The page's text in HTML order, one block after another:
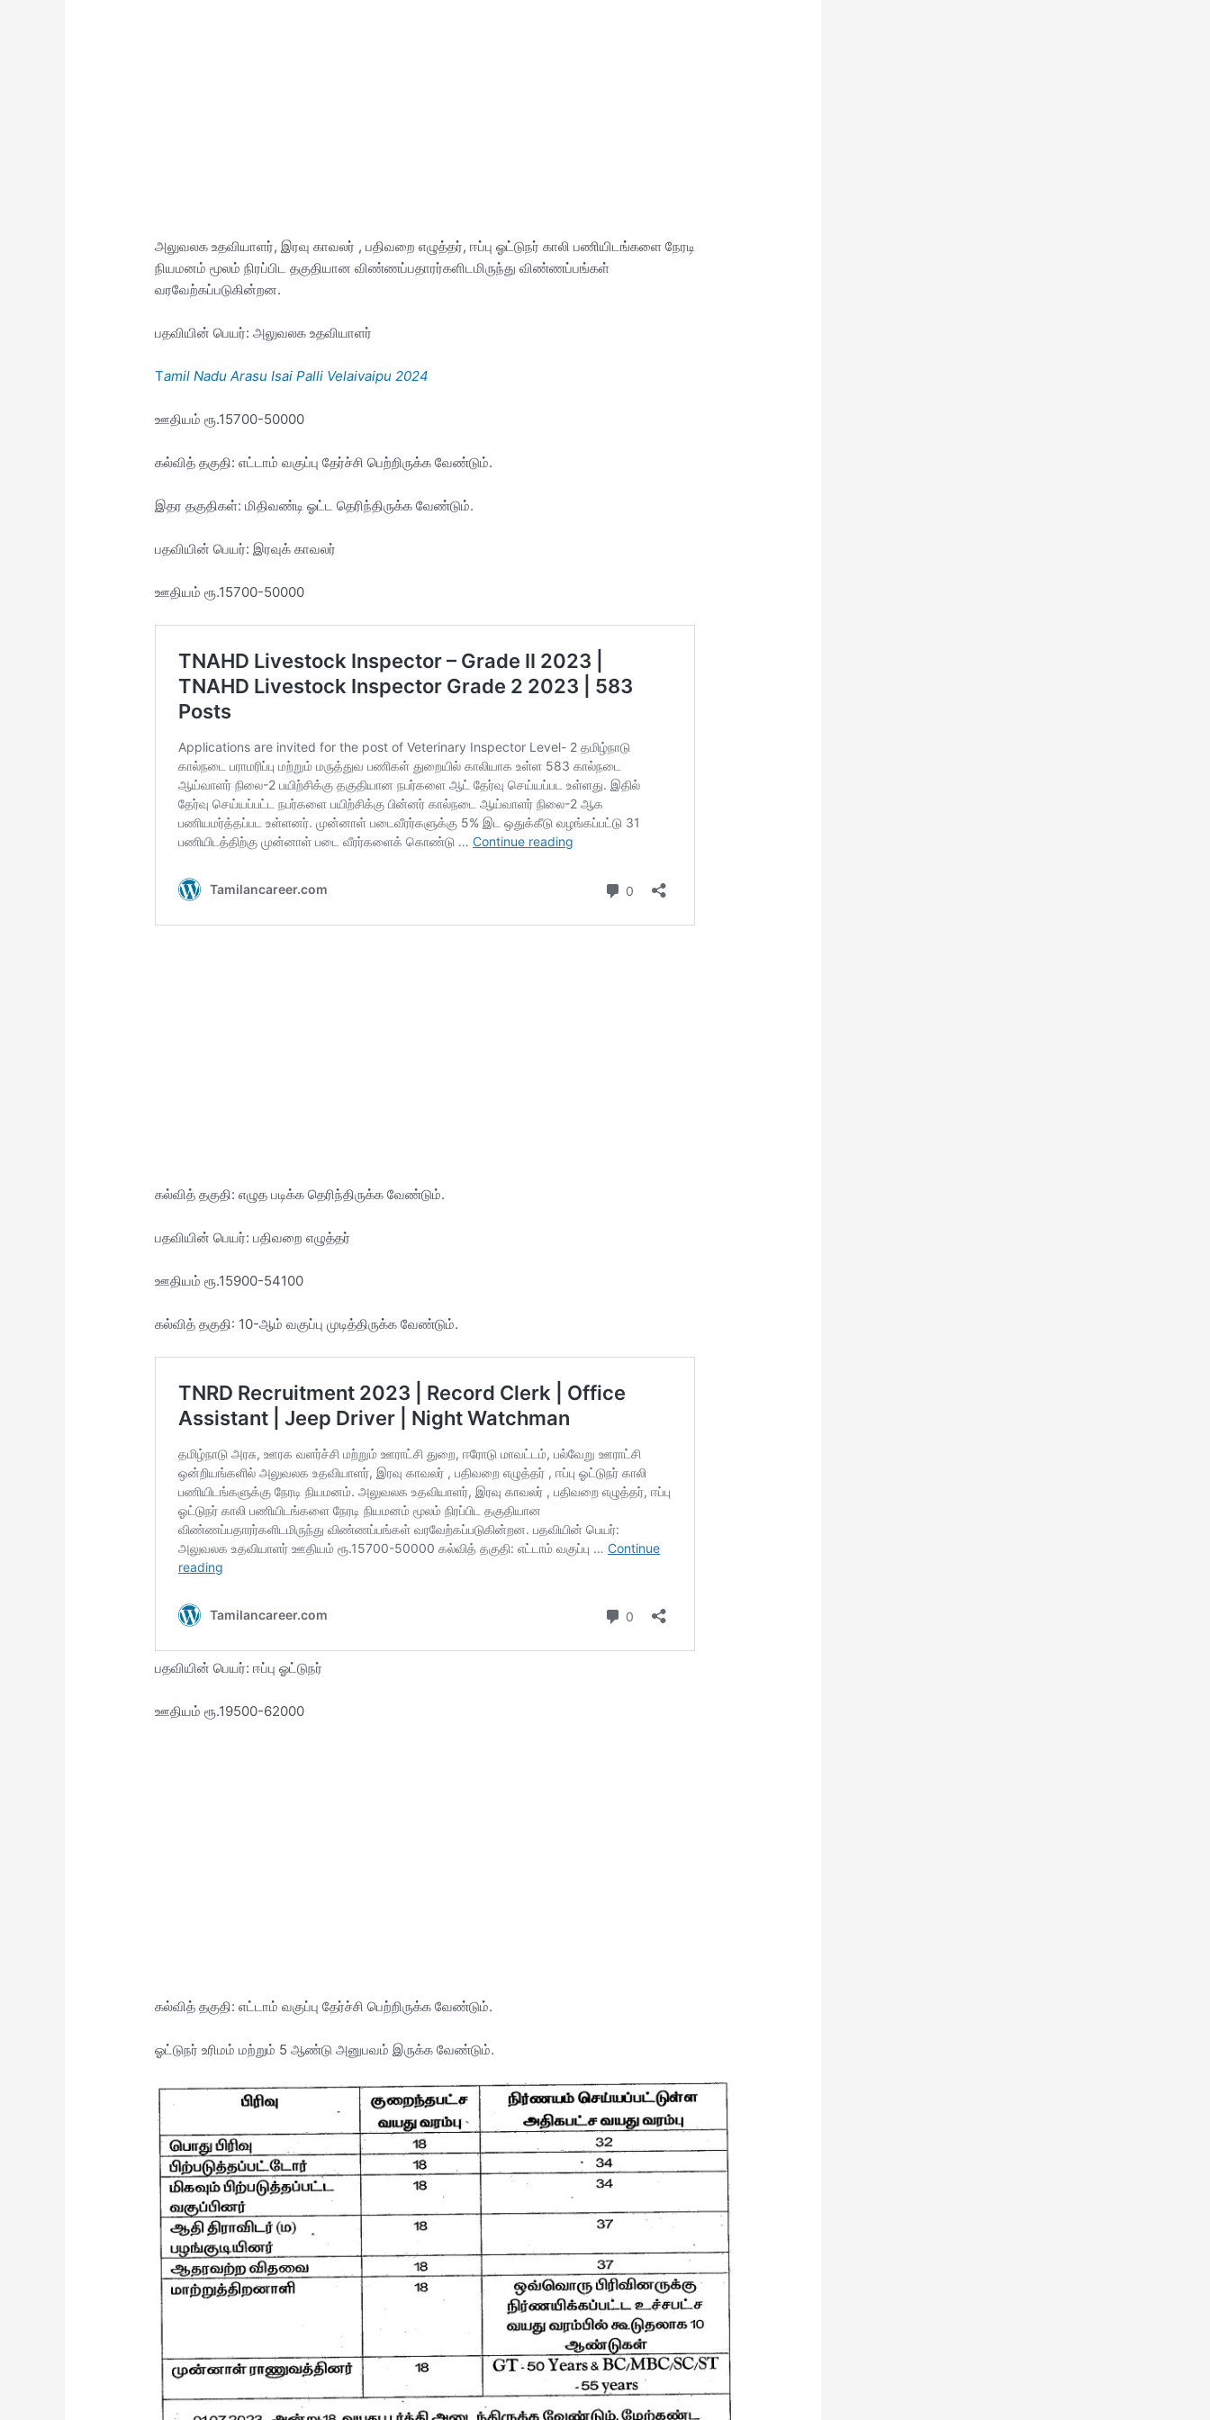
அலுவலக உதவியாளர், இரவு காவலர் , பதிவறை எழுத்தர், ஈப்பு ஓட்டுநர் காலி பணியிடங்களை நேரடி
நியமனம் மூலம் நிரப்பிட தகுதியான விண்ணப்பதாரர்களிடமிருந்து விண்ணப்பங்கள்
வரவேற்கப்படுகின்றன.
பதவியின் பெயர்: அலுவலக உதவியாளர்
Tamil Nadu Arasu Isai Palli Velaivaipu 2024
ஊதியம் ரூ.15700-50000
கல்வித் தகுதி: எட்டாம் வகுப்பு தேர்ச்சி பெற்றிருக்க வேண்டும்.
இதர தகுதிகள்: மிதிவண்டி ஓட்ட தெரிந்திருக்க வேண்டும்.
பதவியின் பெயர்: இரவுக் காவலர்
ஊதியம் ரூ.15700-50000
கல்வித் தகுதி: எழுத படிக்க தெரிந்திருக்க வேண்டும்.
பதவியின் பெயர்: பதிவறை எழுத்தர்
ஊதியம் ரூ.15900-54100
கல்வித் தகுதி: 10-ஆம் வகுப்பு முடித்திருக்க வேண்டும்.
பதவியின் பெயர்: ஈப்பு ஓட்டுநர்
ஊதியம் ரூ.19500-62000
கல்வித் தகுதி: எட்டாம் வகுப்பு தேர்ச்சி பெற்றிருக்க வேண்டும்.
ஓட்டுநர் உரிமம் மற்றும் 5 ஆண்டு அனுபவம் இருக்க வேண்டும்.